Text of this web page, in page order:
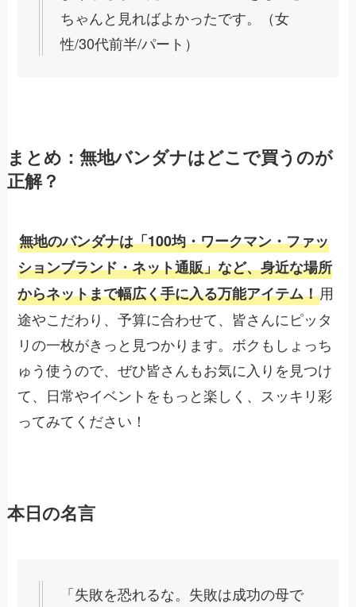
ちゃんと見ればよかったです。（女
性/30代前半/パート）
まとめ：無地バンダナはどこで買うのが
正解？
無地のバンダナは「100均・ワークマン・ファッ
ションブランド・ネット通販」など、身近な場所
からネットまで幅広く手に入る万能アイテム！用
途やこだわり、予算に合わせて、皆さんにピッタ
リの一枚がきっと見つかります。ボクもしょっち
ゅう使うので、ぜひ皆さんもお気に入りを見つけ
て、日常やイベントをもっと楽しく、スッキリ彩
ってみてください！
本日の名言
「失敗を恐れるな。失敗は成功の母で